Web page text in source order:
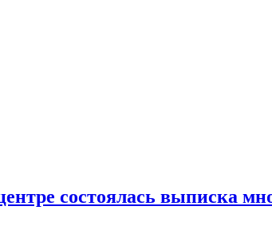
состоялась выписка